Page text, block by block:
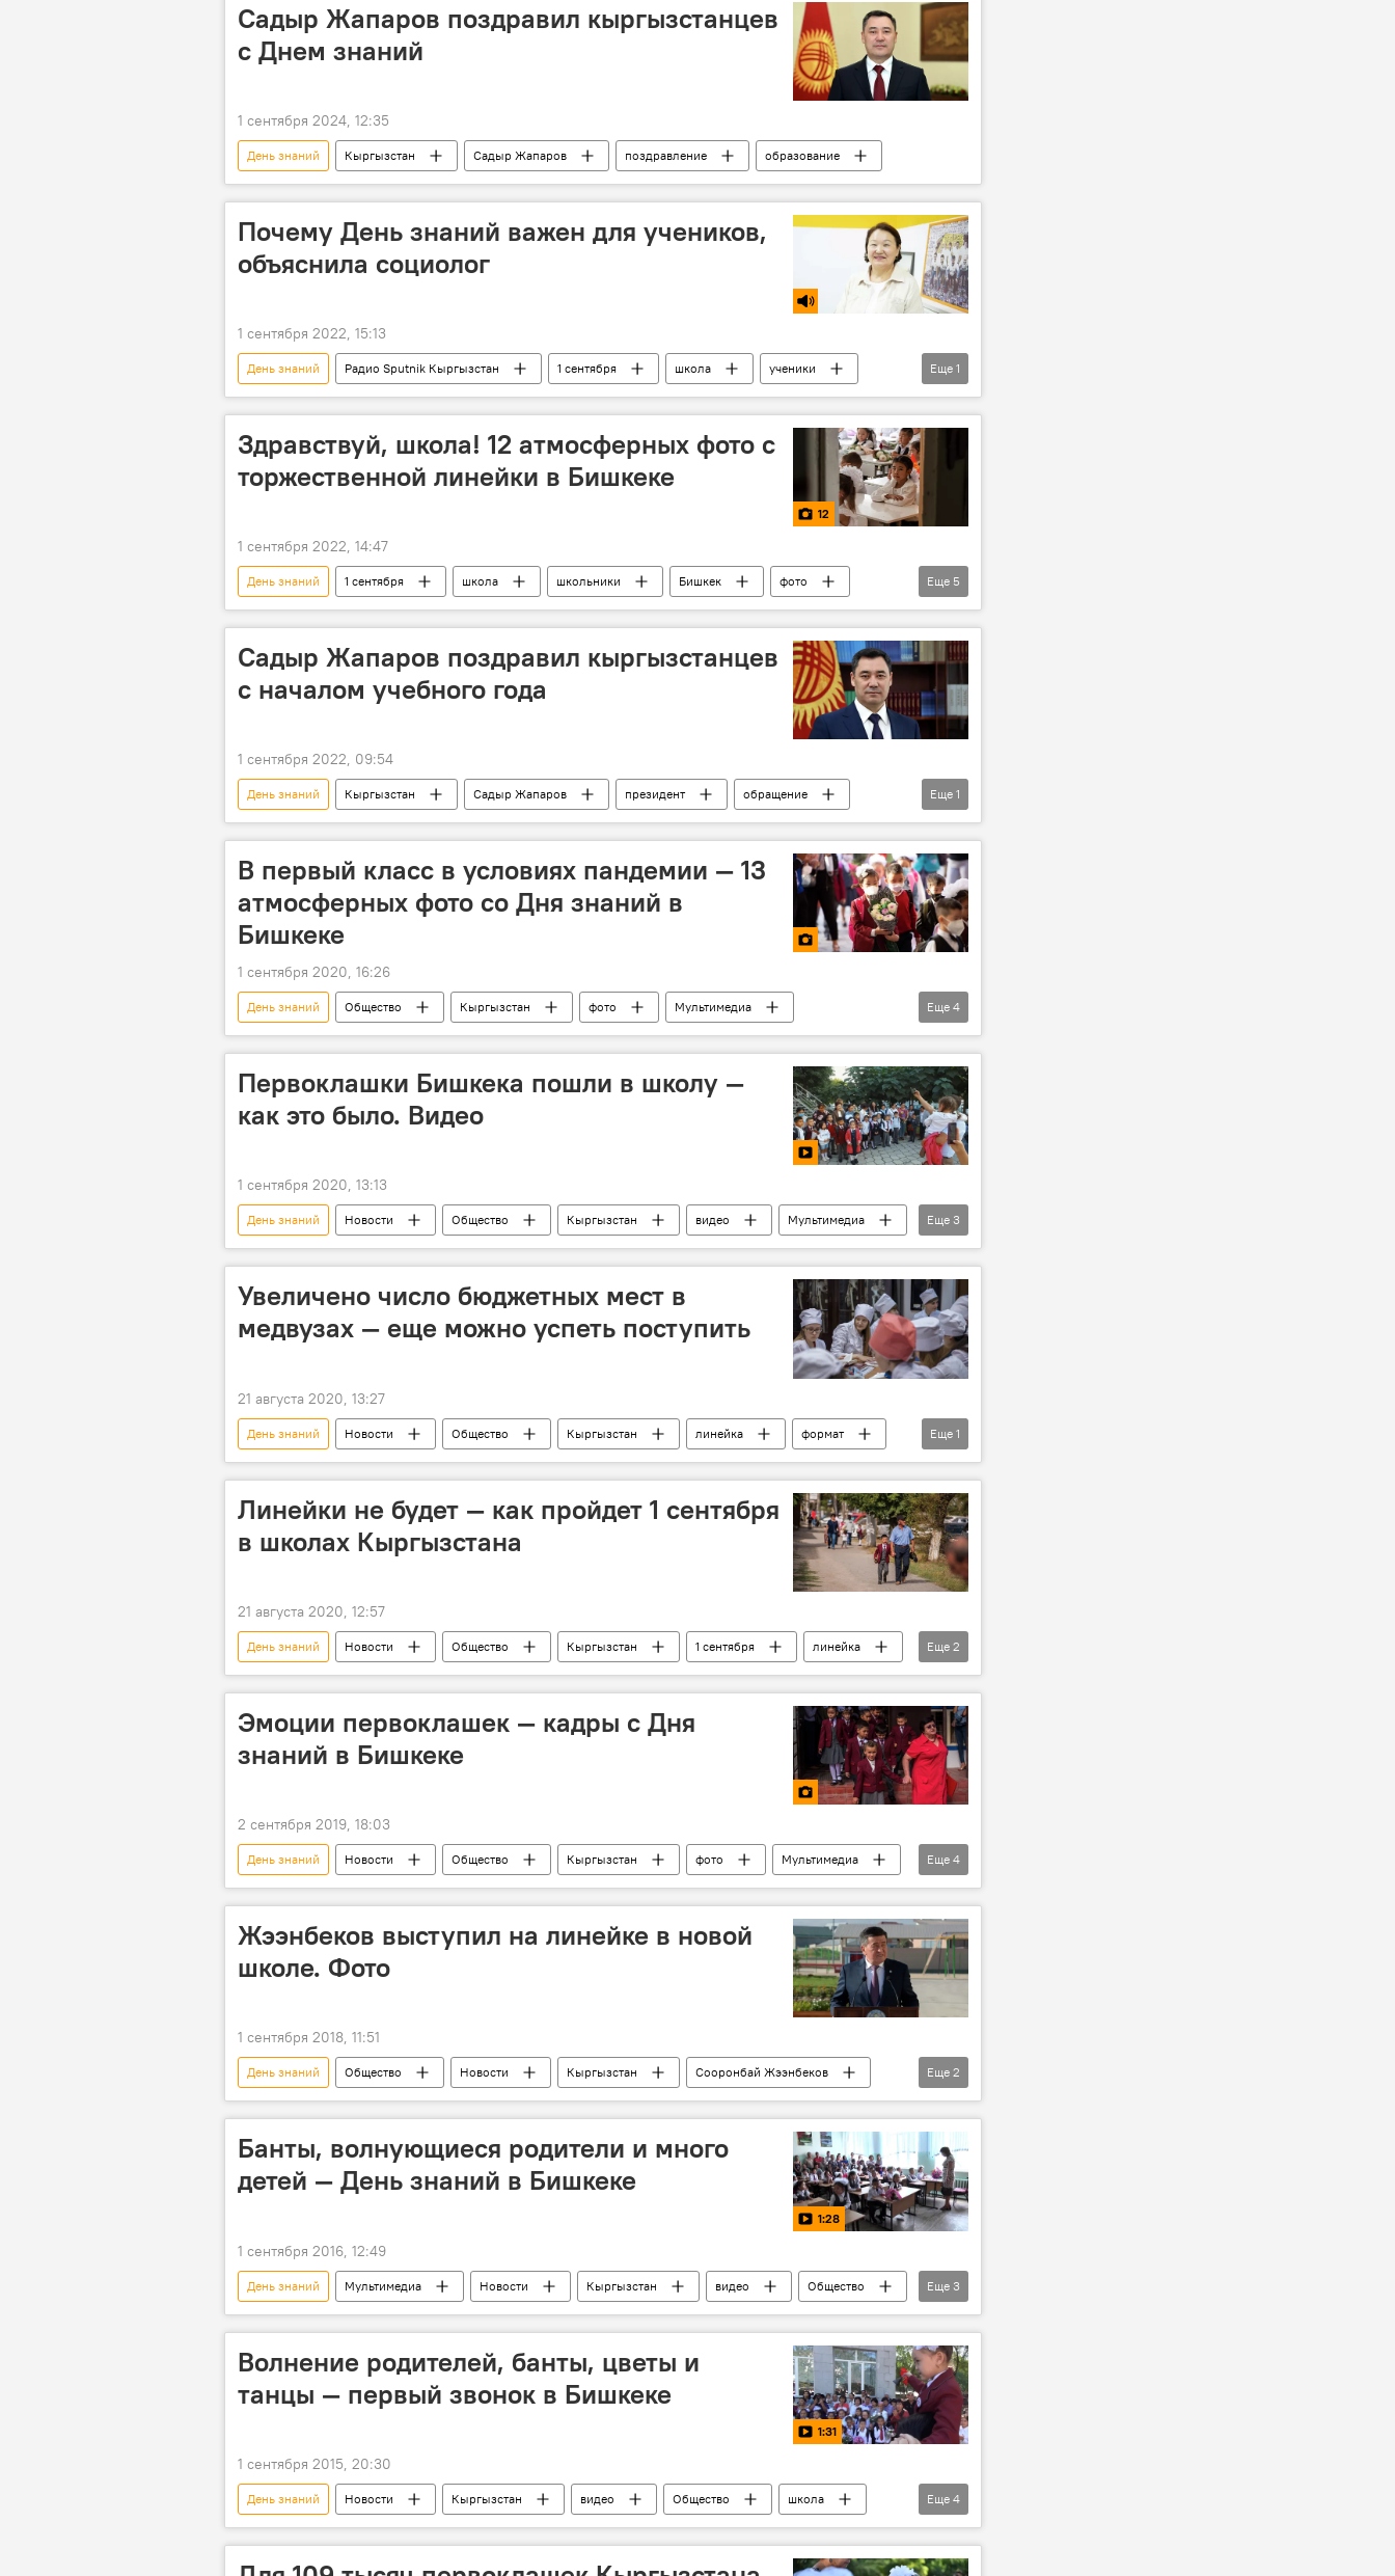
Садыр Жапаров поздравил кыргызстанцев
с Днем знаний
1 сентября 2024, 12:35
День знаний Кыргызстан Садыр Жапаров поздравление образование
Почему День знаний важен для учеников,
объяснила социолог
1 сентября 2022, 15:13
День знаний Радио Sputnik Кыргызстан 1 сентября школа
ученики
Сайкал Жунушова
Еще 1
Здравствуй, школа! 12 атмосферных фото с
торжественной линейки в Бишкеке
12
1 сентября 2022, 14:47
День знаний 1 сентября школа школьники Бишкек
фото
Фотолента
Кыргызстан учебный год линейка Новости Киргизии
Еще 5
Садыр Жапаров поздравил кыргызстанцев
с началом учебного года
1 сентября 2022, 09:54
День знаний Кыргызстан Садыр Жапаров президент
обращение
поздравления
Еще 1
В первый класс в условиях пандемии — 13
атмосферных фото со Дня знаний в
Бишкеке
1 сентября 2020, 16:26
День знаний Общество Кыргызстан фото
Мультимедиа
Коронавирус - 2020
школа учеба Коронавирус в Кыргызстане
Еще 4
Первоклашки Бишкека пошли в школу —
как это было. Видео
1 сентября 2020, 13:13
День знаний Новости Общество Кыргызстан видео
Мультимедиа
школа
учеба Коронавирус в Кыргызстане
Еще 3
Увеличено число бюджетных мест в
медвузах — еще можно успеть поступить
21 августа 2020, 13:27
День знаний Новости Общество Кыргызстан линейка
формат
1 сентября
Еще 1
Линейки не будет — как пройдет 1 сентября
в школах Кыргызстана
21 августа 2020, 12:57
День знаний Новости Общество Кыргызстан 1 сентября
линейка
формат
Коронавирус в Кыргызстане
Еще 2
Эмоции первоклашек — кадры с Дня
знаний в Бишкеке
2 сентября 2019, 18:03
День знаний Новости Общество Кыргызстан фото
Мультимедиа
праздник
школа класс Бишкек
Еще 4
Жээнбеков выступил на линейке в новой
школе. Фото
1 сентября 2018, 11:51
День знаний Общество Новости Кыргызстан
Сооронбай Жээнбеков
строительство
школа
Еще 2
Банты, волнующиеся родители и много
детей — День знаний в Бишкеке
1:28
1 сентября 2016, 12:49
День знаний Мультимедиа Новости Кыргызстан видео
Общество
1 сентября
школа дети
Еще 3
Волнение родителей, банты, цветы и
танцы — первый звонок в Бишкеке
1:31
1 сентября 2015, 20:30
День знаний Новости Кыргызстан видео Общество
школа
линейка
бант цветы дети
Еще 4